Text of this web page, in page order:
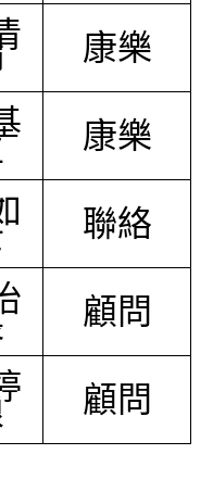
康樂
康樂
聯絡
顧問
顧問